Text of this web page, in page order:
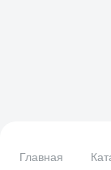
Главная